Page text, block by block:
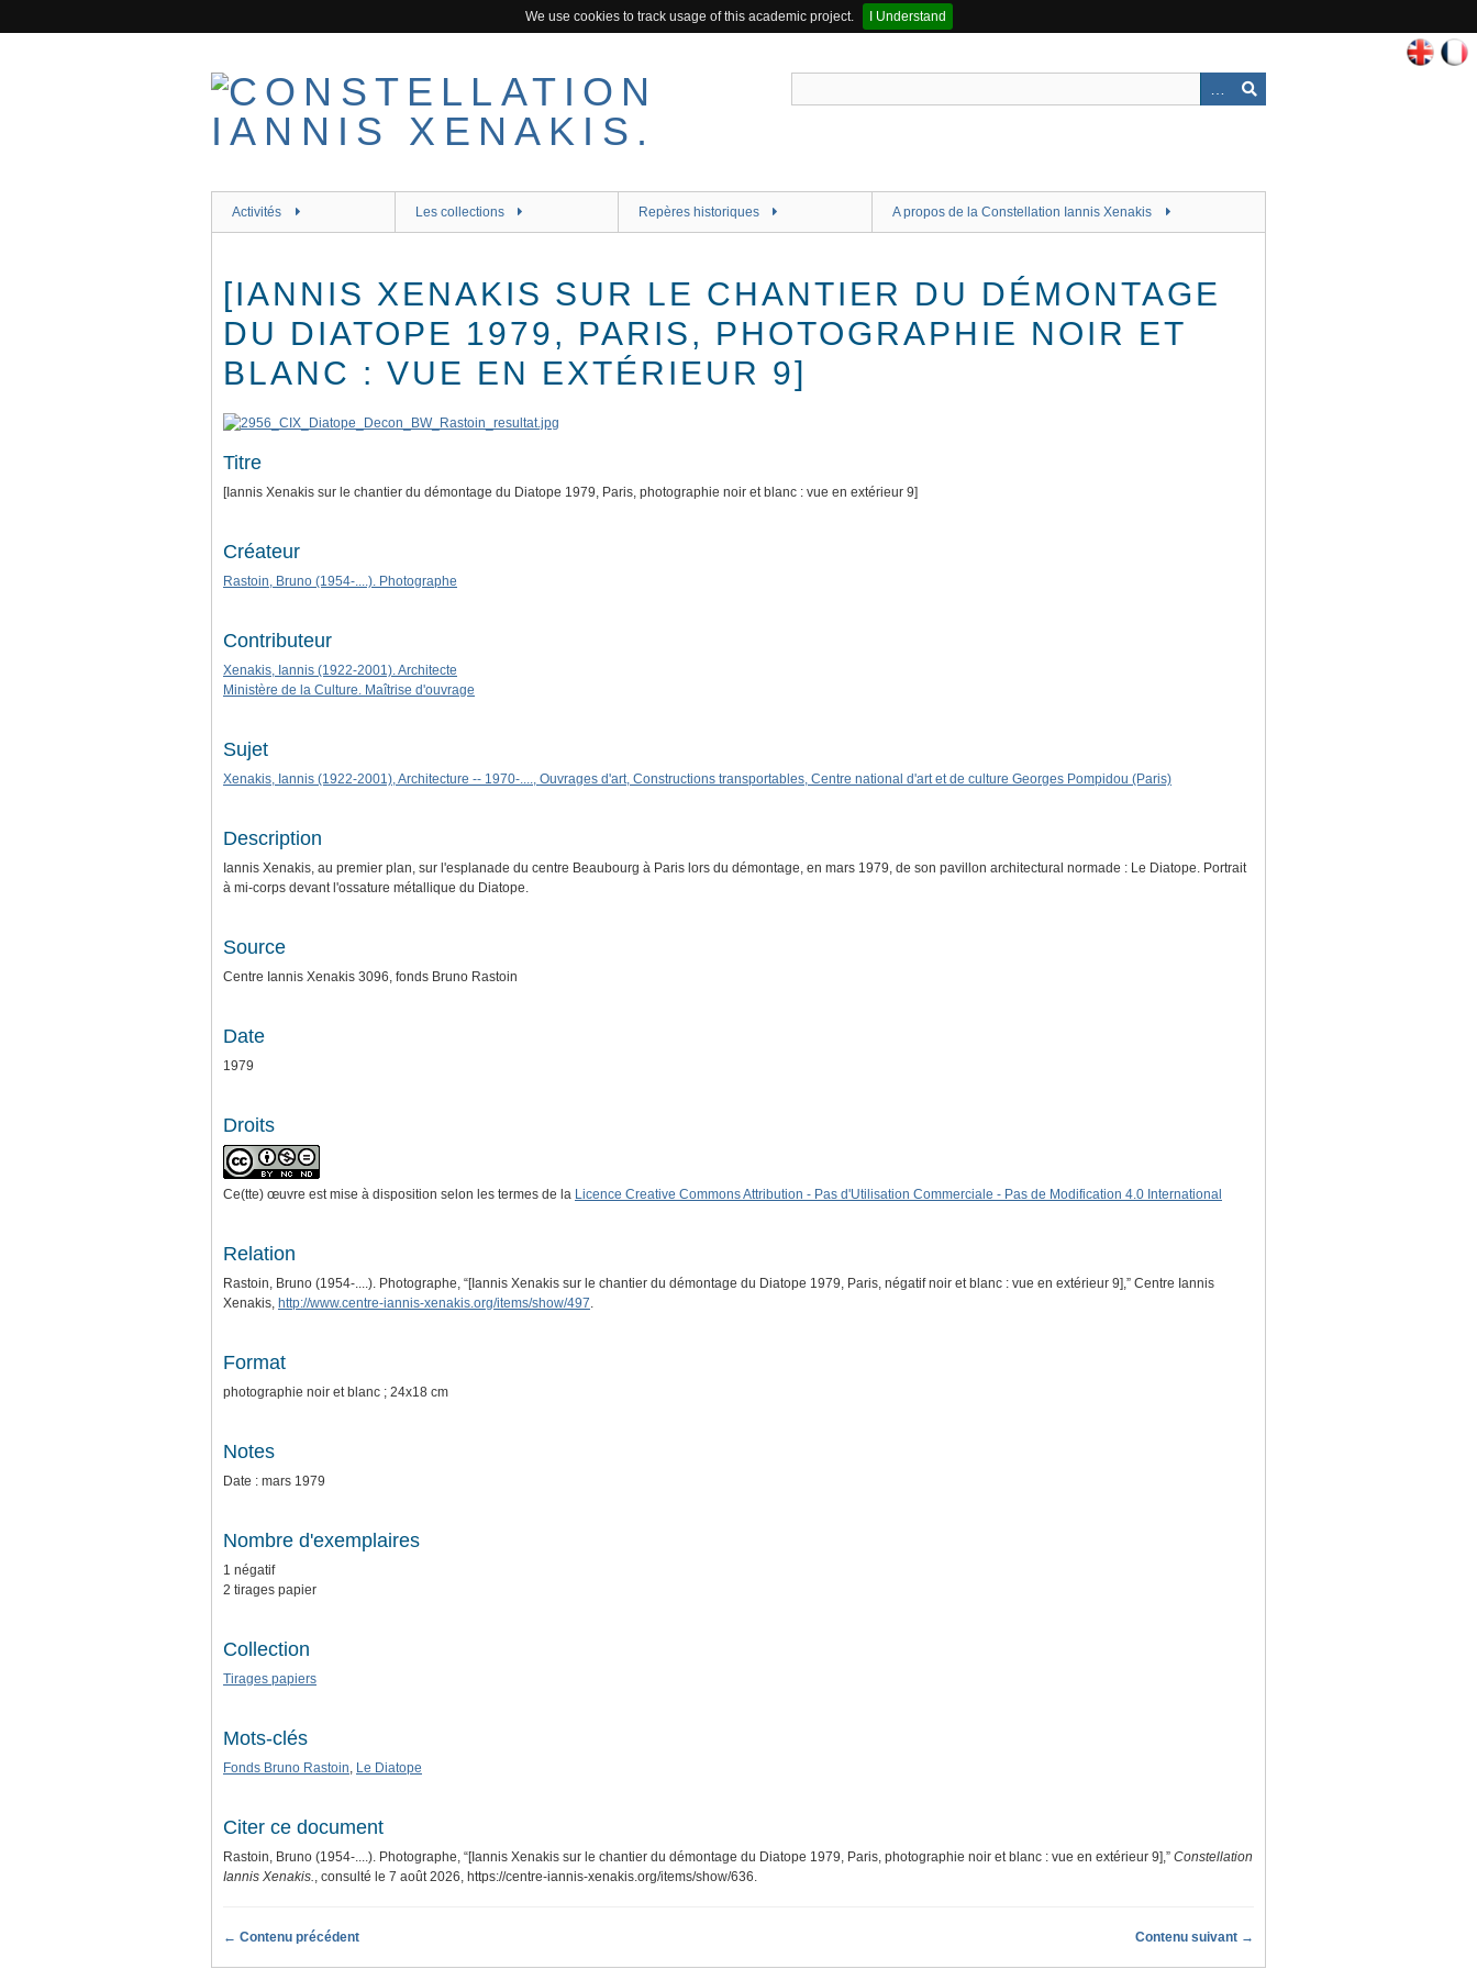
We use cookies to track usage of this academic project.
I Understand
Activités Les collections Repères historiques A propos de la Constellation Iannis Xenakis
[IANNIS XENAKIS SUR LE CHANTIER DU DÉMONTAGE
DU DIATOPE 1979, PARIS, PHOTOGRAPHIE NOIR ET
BLANC : VUE EN EXTÉRIEUR 9]
Titre
[Iannis Xenakis sur le chantier du démontage du Diatope 1979, Paris, photographie noir et blanc : vue en extérieur 9]
Créateur
Rastoin, Bruno (1954-....). Photographe
Contributeur
Xenakis, Iannis (1922-2001). Architecte
Ministère de la Culture. Maîtrise d'ouvrage
Sujet
Xenakis, Iannis (1922-2001), Architecture -- 1970-...., Ouvrages d'art, Constructions transportables, Centre national d'art et de culture Georges Pompidou (Paris)
Description
Iannis Xenakis, au premier plan, sur l'esplanade du centre Beaubourg à Paris lors du démontage, en mars 1979, de son pavillon architectural normade : Le Diatope. Portrait
à mi-corps devant l'ossature métallique du Diatope.
Source
Centre Iannis Xenakis 3096, fonds Bruno Rastoin
Date
1979
Droits
Ce(tte) œuvre est mise à disposition selon les termes de la Licence Creative Commons Attribution - Pas d'Utilisation Commerciale - Pas de Modification 4.0 International
Relation
Rastoin, Bruno (1954-....). Photographe, “[Iannis Xenakis sur le chantier du démontage du Diatope 1979, Paris, négatif noir et blanc : vue en extérieur 9],” Centre Iannis
Xenakis, http://www.centre-iannis-xenakis.org/items/show/497.
Format
photographie noir et blanc ; 24x18 cm
Notes
Date : mars 1979
Nombre d'exemplaires
1 négatif
2 tirages papier
Collection
Tirages papiers
Mots-clés
Fonds Bruno Rastoin, Le Diatope
Citer ce document
Rastoin, Bruno (1954-....). Photographe, “[Iannis Xenakis sur le chantier du démontage du Diatope 1979, Paris, photographie noir et blanc : vue en extérieur 9],” Constellation
Iannis Xenakis., consulté le 7 août 2026, https://centre-iannis-xenakis.org/items/show/636.
← Contenu précédent Contenu suivant →